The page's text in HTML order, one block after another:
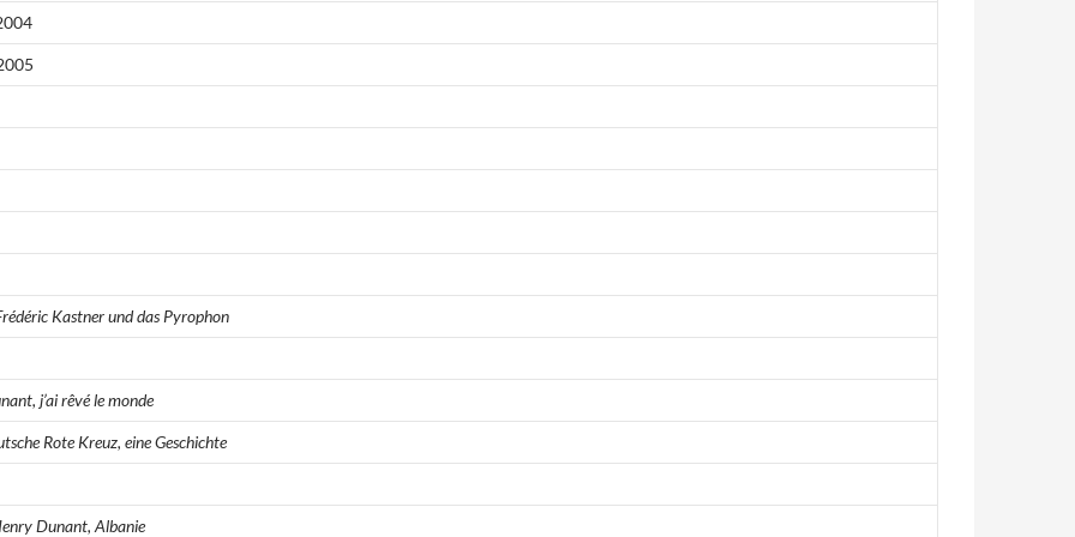
Kastner und das Pyrophon
j’ai rêvé le monde
Rote Kreuz, eine Geschichte
Dunant, Albanie